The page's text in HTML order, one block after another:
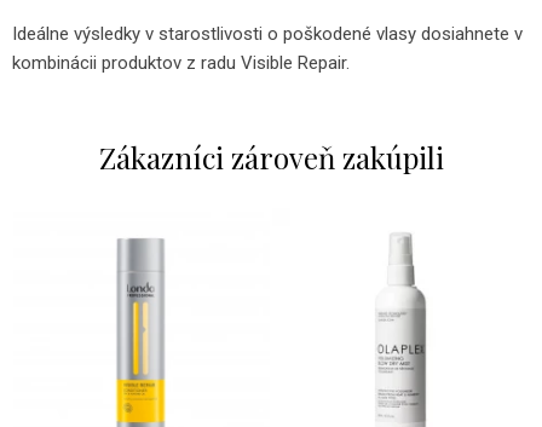
Ideálne výsledky v starostlivosti o poškodené vlasy dosiahnete v
kombinácii produktov z radu Visible Repair.
Zákazníci zároveň zakúpili